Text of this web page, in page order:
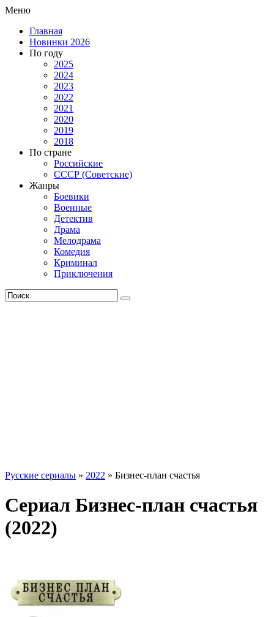
Меню
Главная
Новинки 2026
По году
2025
2024
2023
2022
2021
2020
2019
2018
По стране
Российские
СССР (Советские)
Жанры
Боевики
Военные
Детектив
Драма
Мелодрама
Комедия
Криминал
Приключения
Русские сериалы » 2022 » Бизнес-план счастья
Сериал Бизнес-план счастья
(2022)